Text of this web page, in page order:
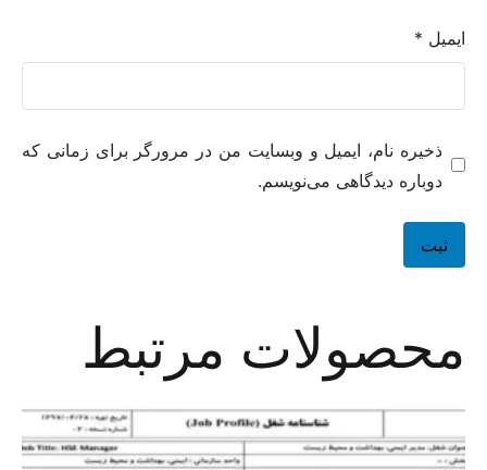
ایمیل *
ذخیره نام، ایمیل و وبسایت من در مرورگر برای زمانی که
دوباره دیدگاهی می‌نویسم.
محصولات مرتبط